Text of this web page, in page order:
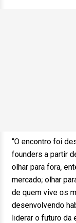
“O encontro foi
founders a partir
olhar para fora,
mercado; olhar
de quem vive os
desenvolvendo
liderar o futuro da